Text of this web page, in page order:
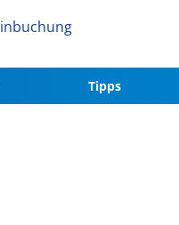
Tipps